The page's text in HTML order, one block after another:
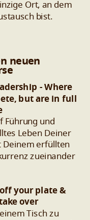
Ort, an dem
bist.
neuen
- Where
but are in full
Führung und
Leben Deiner
Deinem erfüllten
zueinander
your plate &
over
Tisch zu